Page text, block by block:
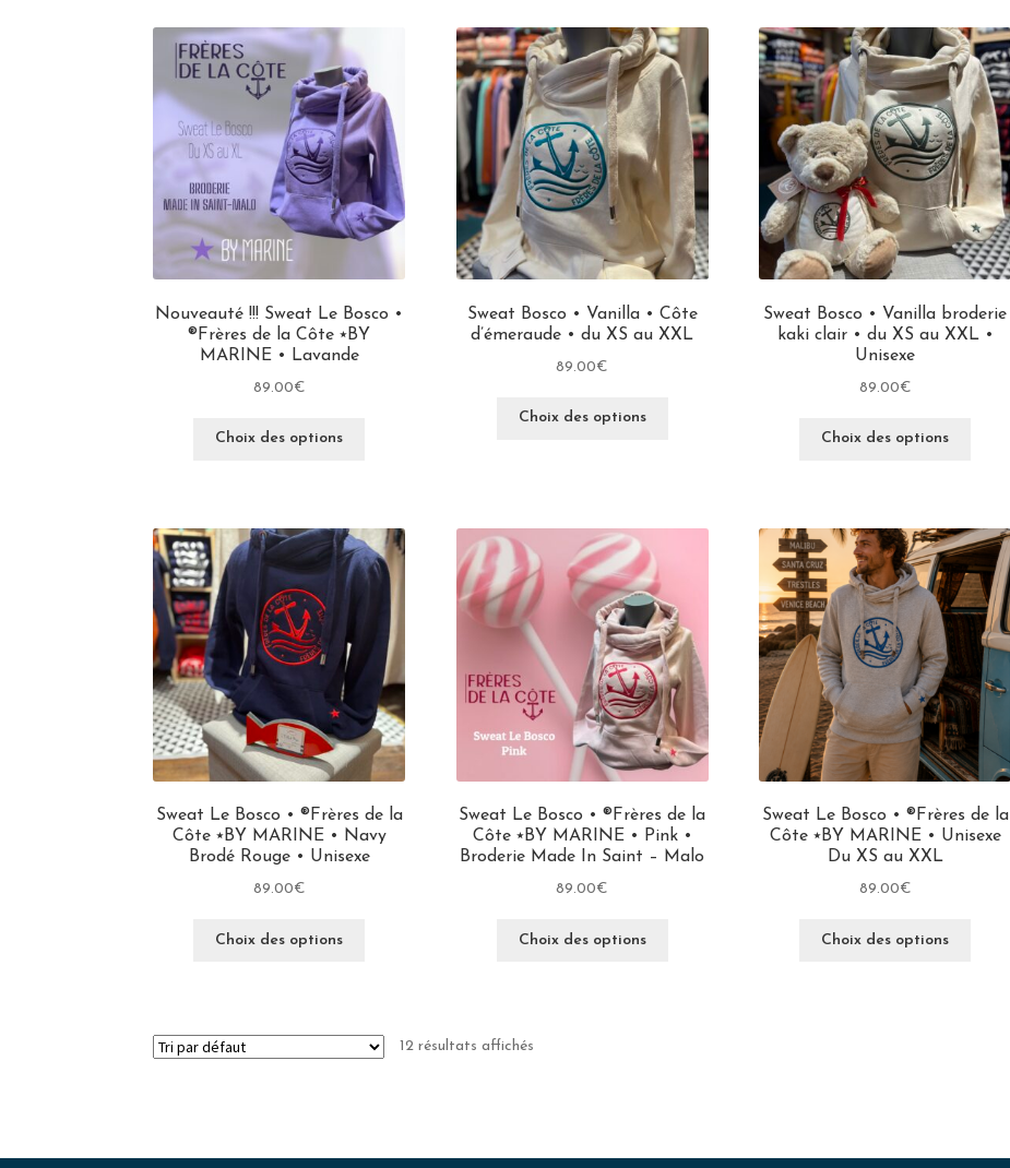
Nouveauté !!! Sweat Le Bosco •
®Frères de la Côte ⭑BY
MARINE • Lavande
89.00€
Choix des options
Sweat Bosco • Vanilla • Côte
d’émeraude • du XS au XXL
89.00€
Choix des options
Sweat Bosco • Vanilla broderie
kaki clair • du XS au XXL •
Unisexe
89.00€
Choix des options
Sweat Le Bosco • ®Frères de la
Côte ⭑BY MARINE • Navy
Brodé Rouge • Unisexe
89.00€
Choix des options
Sweat Le Bosco • ®Frères de la
Côte ⭑BY MARINE • Pink •
Broderie Made In Saint – Malo
89.00€
Choix des options
Sweat Le Bosco • ®Frères de la
Côte ⭑BY MARINE • Unisexe
Du XS au XXL
89.00€
Choix des options
12 résultats affichés